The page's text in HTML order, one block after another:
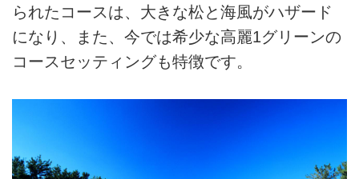
られたコースは、大きな松と海風がハザード
になり、また、今では希少な高麗1グリーンの
コースセッティングも特徴です。